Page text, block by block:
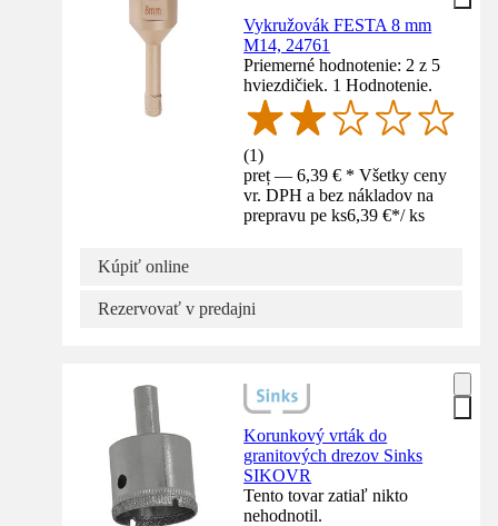
Vykružovák FESTA 8 mm
M14, 24761
Priemerné hodnotenie: 2 z 5
hviezdičiek. 1 Hodnotenie.
(1)
preț — 6,39 € * Všetky ceny
vr. DPH a bez nákladov na
prepravu pe ks6,39 €*/ ks
Kúpiť online
Rezervovať v predajni
Korunkový vrták do
granitových drezov Sinks
SIKOVR
Tento tovar zatiaľ nikto
nehodnotil.